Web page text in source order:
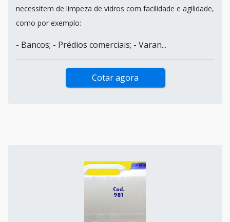
necessitem de limpeza de vidros com facilidade e agilidade,
como por exemplo:
- Bancos; - Prédios comerciais; - Varan...
Cotar agora